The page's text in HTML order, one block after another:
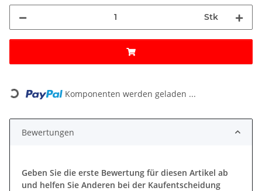
Stk
Loading... Komponenten werden geladen ...
Bewertungen
Geben Sie die erste Bewertung für diesen Artikel ab
und helfen Sie Anderen bei der Kaufentscheidung